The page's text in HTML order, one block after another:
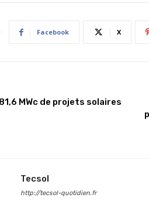
Facebook X
MWc de projets solaires
Tecsol
http://tecsol-quotidien.fr